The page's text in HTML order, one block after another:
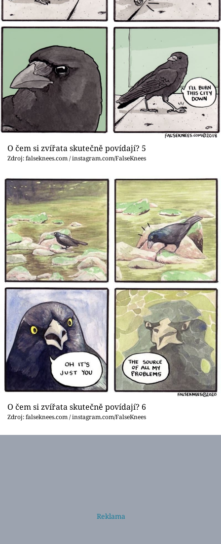
O čem si zvířata skutečně povídají? 5
Zdroj: falseknees.com / instagram.com/FalseKnees
O čem si zvířata skutečně povídají? 6
Zdroj: falseknees.com / instagram.com/FalseKnees